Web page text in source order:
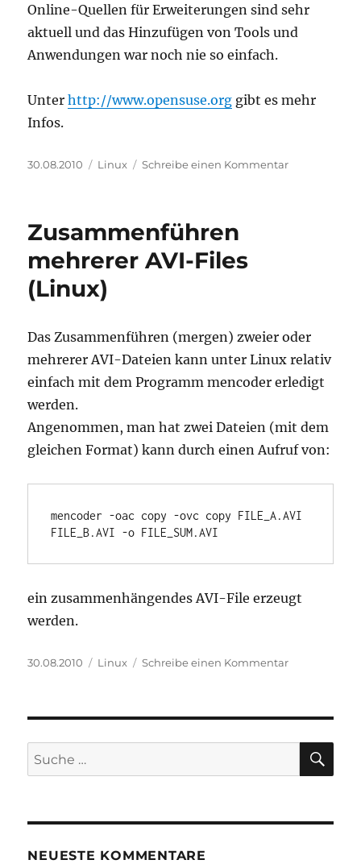
Online-Quellen für Erweiterungen sind sehr
aktuell und das Hinzufügen von Tools und
Anwendungen war noch nie so einfach.
Unterhttp://www.opensuse.org gibt es mehr
Infos.
Veröffentlicht
30.08.2010 Kategorien
Linux Schreibe einen Kommentarzu
Zusammenführen
mehrerer AVI-Files
(Linux)
Das Zusammenführen (mergen) zweier oder
mehrerer AVI-Dateien kann unter Linux relativ
einfach mit dem Programm mencoder erledigt
werden.
Angenommen, man hat zwei Dateien (mit dem
gleichen Format) kann durch einen Aufruf von:
mencoder -oac copy -ovc copy FILE_A.AVI
FILE_B.AVI -o FILE_SUM.AVI
ein zusammenhängendes AVI-File erzeugt
werden.
Veröffentlicht
30.08.2010 Kategorien
Linux Schreibe einen Kommentarzu
(Linux)
Suche
nach:
NEUESTE KOMMENTARE